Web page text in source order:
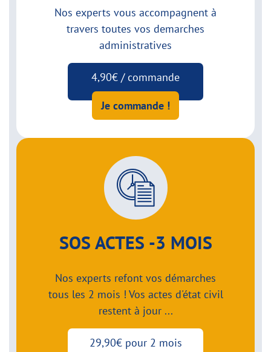
Nos experts vous accompagnent à
travers toutes vos demarches
administratives
4,90€ / commande
Je commande !
SOS ACTES -3 MOIS
Nos experts refont vos démarches
tous les 2 mois ! Vos actes d'état civil
restent à jour ...
29,90€ pour 2 mois